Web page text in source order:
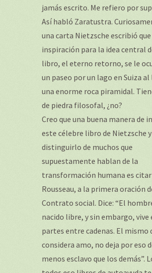
jamás escrito. Me refiero por
Así habló Zaratustra.
una carta Nietzsche escribió
inspiración para la idea central
libro, el eterno retorno, se le
un paseo por un lago en Suiza al
una enorme roca piramidal.
de piedra filosofal, ¿no?
Creo que una buena manera de
este célebre libro de Nietzsche y
distinguirlo de muchos que
supuestamente hablan de la
transformación humana es citar
Rousseau, a la primera oración
Contrato social. Dice: “El
nacido libre, y sin embargo, vive
partes entre cadenas. El mismo
considera amo, no deja por eso
menos esclavo que los demás”.